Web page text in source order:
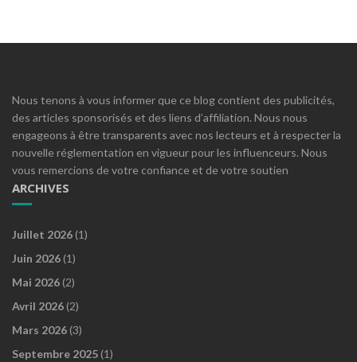
Nous tenons à vous informer que ce blog contient des publicités,
des articles sponsorisés et des liens d’affiliation. Nous nous
engageons à être transparents avec nos lecteurs et à respecter la
nouvelle réglementation en vigueur pour les influenceurs. Nous
vous remercions de votre confiance et de votre soutien
ARCHIVES
Juillet 2026 (1)
Juin 2026 (1)
Mai 2026 (2)
Avril 2026 (2)
Mars 2026 (3)
Septembre 2025 (1)